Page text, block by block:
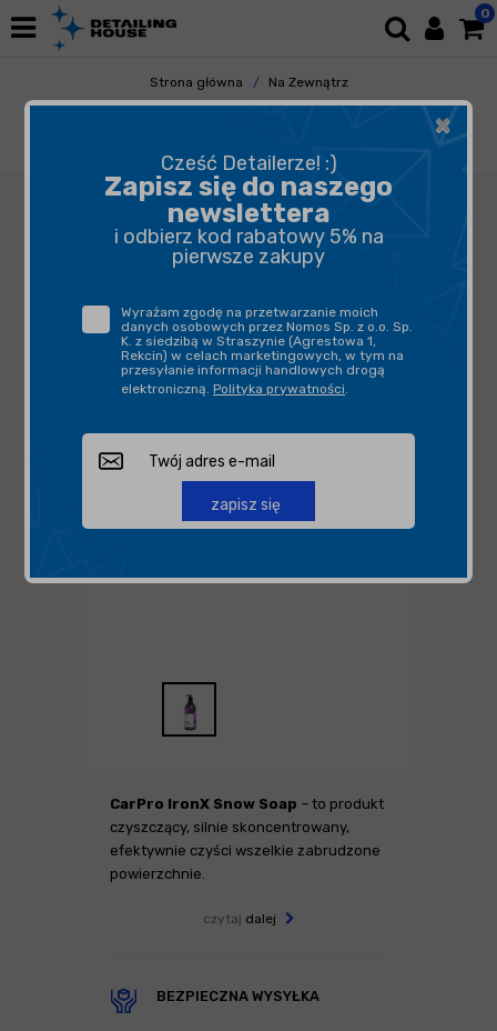
0
Strona główna
Na Zewnątrz
Mycie i Osuszanie
Szampony
CarPro IronX Snow Soap – to produkt
czyszczący, silnie skoncentrowany,
efektywnie czyści wszelkie zabrudzone
powierzchnie.
czytaj dalej
BEZPIECZNA WYSYŁKA
×
Cześć Detailerze! :)
Zapisz się do naszego
newslettera
i odbierz kod rabatowy 5% na
pierwsze zakupy
Wyrażam zgodę na przetwarzanie moich
danych osobowych przez Nomos Sp. z o.o. Sp.
K. z siedzibą w Straszynie (Agrestowa 1,
Rekcin) w celach marketingowych, w tym na
przesyłanie informacji handlowych drogą
elektroniczną. Polityka prywatności.
zapisz się